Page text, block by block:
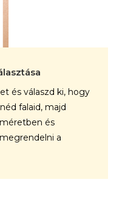
és válaszd ki, hogy
falaid, majd
és
a